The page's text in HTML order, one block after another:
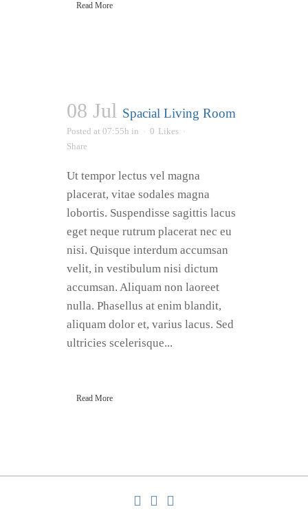
Read More
08 Jul Spacial Living Room
Posted at 07:55h in 0 Likes
Share
Ut tempor lectus vel magna
placerat, vitae sodales magna
lobortis. Suspendisse sagittis lacus
eget neque rutrum placerat nec eu
nisi. Quisque interdum accumsan
velit, in vestibulum nisi dictum
accumsan. Aliquam non laoreet
nulla. Phasellus at enim blandit,
aliquam dolor et, varius lacus. Sed
ultricies scelerisque...
Read More